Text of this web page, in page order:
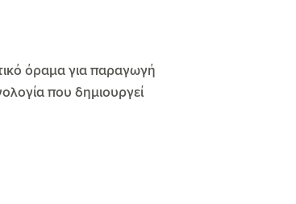
όραμα για παραγωγή
που δημιουργεί